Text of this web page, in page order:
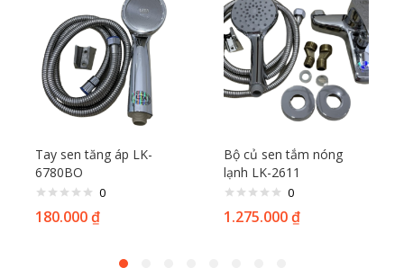
Tay sen tăng áp LK-
6780BO
0
180.000₫
Bộ củ sen tắm nóng
lạnh LK-2611
0
1.275.000₫